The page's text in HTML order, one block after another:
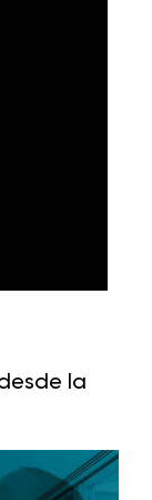
la